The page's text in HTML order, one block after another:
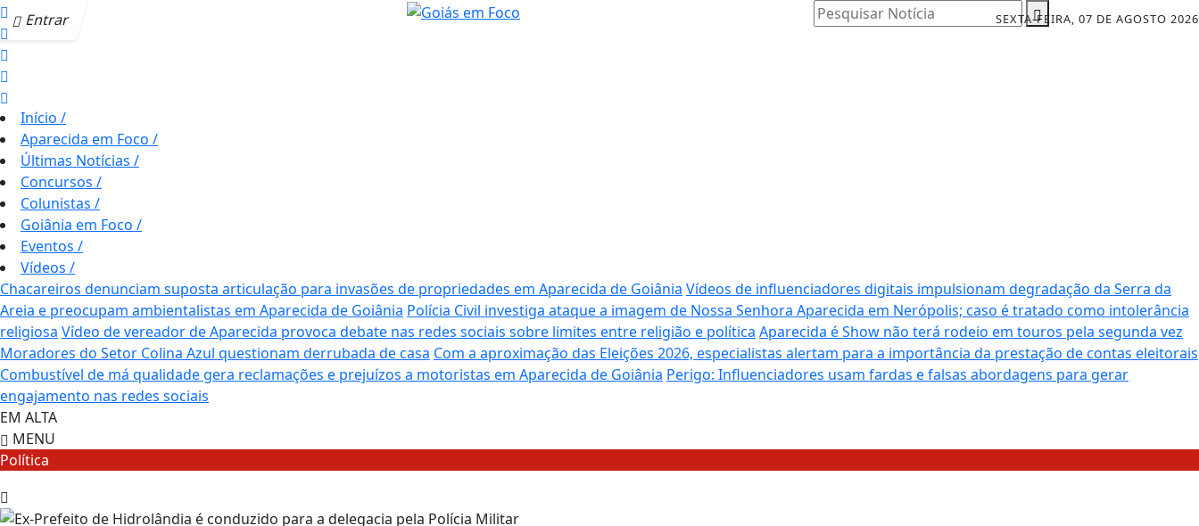
Entrar SEXTA-FEIRA, 07 DE AGOSTO 2026
Pesquisar Notícia
Início /
Aparecida em Foco /
Últimas Notícias /
Concursos /
Colunistas /
Goiânia em Foco /
Eventos /
Vídeos /
Chacareiros denunciam suposta articulação para invasões de propriedades em Aparecida de Goiânia Vídeos de influenciadores digitais impulsionam degradação da Serra da
Areia e preocupam ambientalistas em Aparecida de Goiânia Polícia Civil investiga ataque a imagem de Nossa Senhora Aparecida em Nerópolis; caso é tratado como intolerância
religiosa Vídeo de vereador de Aparecida provoca debate nas redes sociais sobre limites entre religião e política Aparecida é Show não terá rodeio em touros pela segunda vez
Moradores do Setor Colina Azul questionam derrubada de casa Com a aproximação das Eleições 2026, especialistas alertam para a importância da prestação de contas eleitorais
Combustível de má qualidade gera reclamações e prejuízos a motoristas em Aparecida de Goiânia Perigo: Influenciadores usam fardas e falsas abordagens para gerar
engajamento nas redes sociais
EM ALTA
MENU
Política